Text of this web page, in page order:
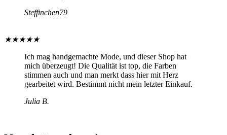
Steffinchen79
★★★★★
Ich mag handgemachte Mode, und dieser Shop hat
mich überzeugt! Die Qualität ist top, die Farben
stimmen auch und man merkt dass hier mit Herz
gearbeitet wird. Bestimmt nicht mein letzter Einkauf.
Julia B.